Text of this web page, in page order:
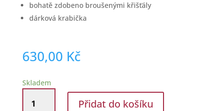
bohatě zdobeno broušenými křišťály
dárková krabička
630,00 Kč
Skladem
figurka
Přidat do košíku